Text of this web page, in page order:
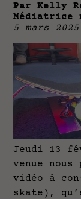
Par Kelly
Médiatrice
5 mars 2025
Jeudi 13
venue nous
vidéo à
skate),